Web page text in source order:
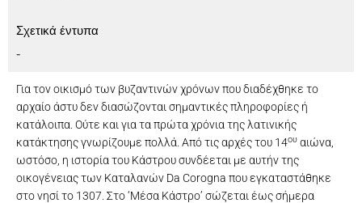
Για τον οικισμό των βυζαντινών χρόνων που διαδέχθηκε το
αρχαίο άστυ δεν διασώζονται σημαντικές πληροφορίες ή
κατάλοιπα. Ούτε και για τα πρώτα χρόνια της λατινικής
κατάκτησης γνωρίζουμε πολλά. Από τις αρχές του 14ου αιώνα,
ωστόσο, η ιστορία του Κάστρου συνδέεται με αυτήν της
οικογένειας των Καταλανών Da Corogna που εγκαταστάθηκε
στο νησί το 1307. Στο ‘Μέσα Κάστρο’ σώζεται έως σήμερα
Σχετικά έντυπα
-